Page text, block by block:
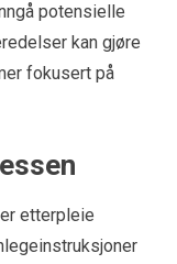
potensielle
kan gjøre
fokusert på
etterpleie